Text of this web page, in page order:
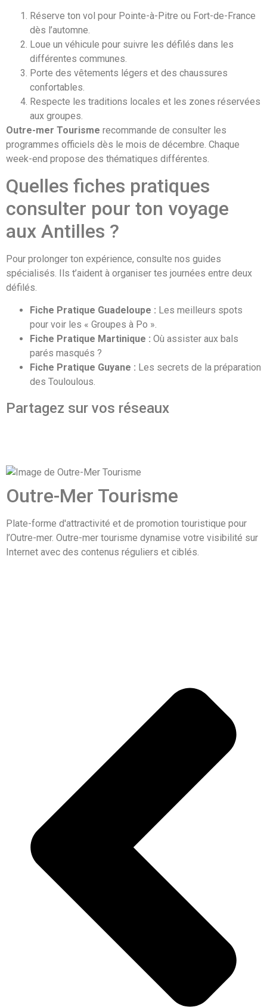
Réserve ton vol pour Pointe-à-Pitre ou Fort-de-France
dès l’automne.
Loue un véhicule pour suivre les défilés dans les
différentes communes.
Porte des vêtements légers et des chaussures
confortables.
Respecte les traditions locales et les zones réservées
aux groupes.
Outre-mer Tourisme recommande de consulter les
programmes officiels dès le mois de décembre. Chaque
week-end propose des thématiques différentes.
Quelles fiches pratiques
consulter pour ton voyage
aux Antilles ?
Pour prolonger ton expérience, consulte nos guides
spécialisés. Ils t’aident à organiser tes journées entre deux
défilés.
Fiche Pratique Guadeloupe : Les meilleurs spots
pour voir les « Groupes à Po ».
Fiche Pratique Martinique : Où assister aux bals
parés masqués ?
Fiche Pratique Guyane : Les secrets de la préparation
des Touloulous.
Partagez sur vos réseaux
Outre-Mer Tourisme
Plate-forme d'attractivité et de promotion touristique pour
l’Outre-mer. Outre-mer tourisme dynamise votre visibilité sur
Internet avec des contenus réguliers et ciblés.